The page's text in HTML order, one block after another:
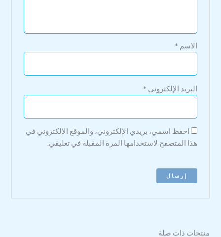
الاسم *
البريد الإلكتروني *
احفظ اسمي، بريدي الإلكتروني، والموقع الإلكتروني في
هذا المتصفح لاستخدامها المرة المقبلة في تعليقي.
منتجات ذات صلة